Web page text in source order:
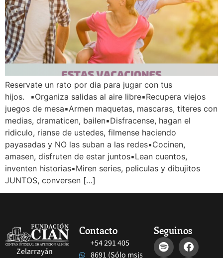
Reservate un rato por dia para jugar con tus
hijos.⠀▪︎Organiza salidas al aire libre▪︎Recupera viejos
juegos de mesa▪︎Armen maquetas, mascaras, titeres con
medias, dramaticen, bailen▪︎Disfracense, hagan el
ridiculo, rianse de ustedes, filmense haciendo
payasadas y NO las suban a las redes▪︎Cocinen,
amasen, disfruten de estar juntos▪︎Lean cuentos,
inventen historias▪︎Miren series, peliculas y dibujitos
JUNTOS, conversen […]
Zelarrayán
Contacto
+54 291 405
8691 (Sólo msjs
Seguinos